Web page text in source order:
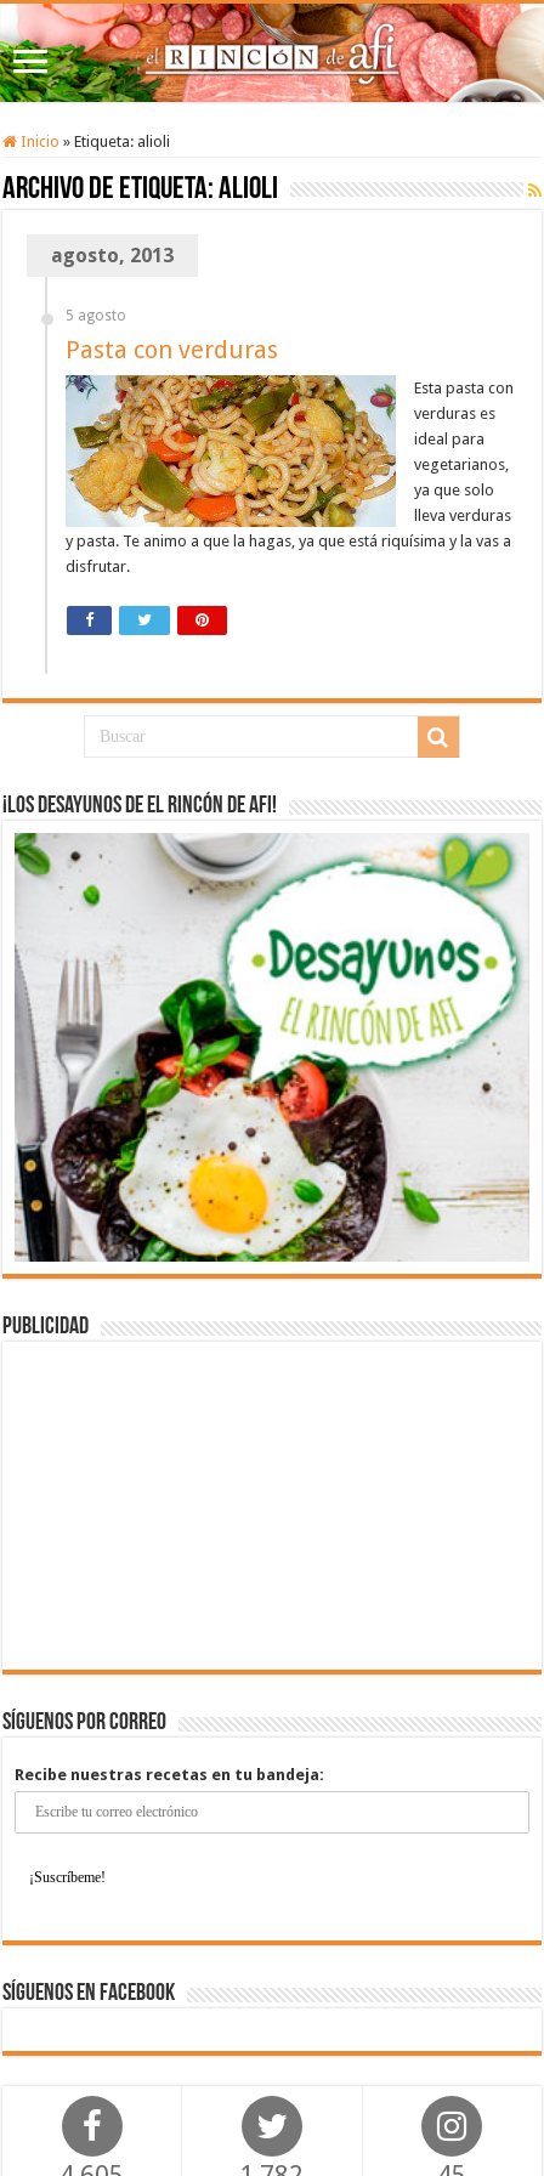
Inicio » Etiqueta: alioli
Archivo de etiqueta:alioli
agosto, 2013
5 agosto
Pasta con verduras
Esta pasta con
verduras es
ideal para
vegetarianos,
ya que solo
lleva verduras
y pasta. Te animo a que la hagas, ya que está riquísima y la vas a
disfrutar.
¡Los desayunos de El Rincón de Afi!
Publicidad
Síguenos por correo
Recibe nuestras recetas en tu bandeja:
Síguenos en Facebook